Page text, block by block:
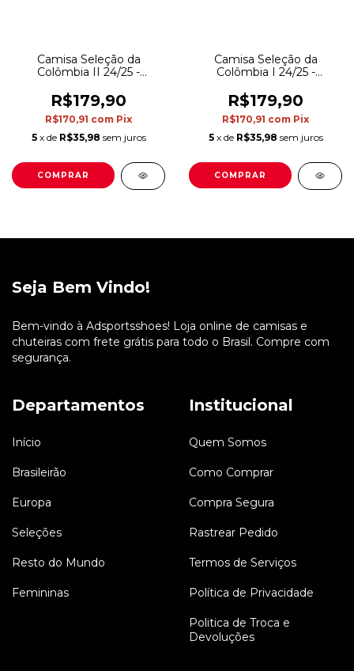
Camisa Seleção da
Colômbia II 24/25 -
- Preta com detalhes em
laranja
R$179,90
R$170,91 com Pix
5 x de R$35,98 sem juros
COMPRAR
Camisa Seleção da
Colômbia I 24/25 -
- Amarela com detalhes
em laranja
R$179,90
R$170,91 com Pix
5 x de R$35,98 sem juros
COMPRAR
Seja Bem Vindo!
Bem-vindo à Adsportsshoes! Loja online de camisas e
chuteiras com frete grátis para todo o Brasil. Compre com
segurança.
Departamentos
Início
Brasileirão
Europa
Seleções
Resto do Mundo
Femininas
Institucional
Quem Somos
Como Comprar
Compra Segura
Rastrear Pedido
Termos de Serviços
Política de Privacidade
Politica de Troca e
Devoluções